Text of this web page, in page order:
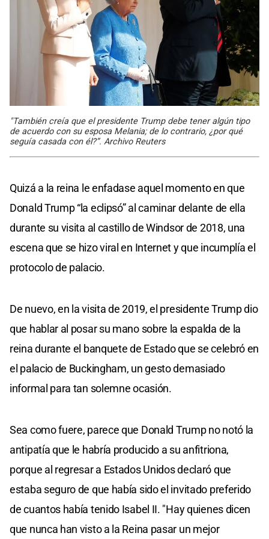
"También creía que el presidente Trump debe tener algún tipo
de acuerdo con su esposa Melania; de lo contrario, ¿por qué
seguía casada con él?”. Archivo Reuters
Quizá a la reina le enfadase aquel momento en que
Donald Trump “la eclipsó” al caminar delante de ella
durante su visita al castillo de Windsor de 2018, una
escena que se hizo viral en Internet y que incumplía el
protocolo de palacio.
De nuevo, en la visita de 2019, el presidente Trump dio
que hablar al posar su mano sobre la espalda de la
reina durante el banquete de Estado que se celebró en
el palacio de Buckingham, un gesto demasiado
informal para tan solemne ocasión.
Sea como fuere, parece que Donald Trump no notó la
antipatía que le habría producido a su anfitriona,
porque al regresar a Estados Unidos declaró que
estaba seguro de que había sido el invitado preferido
de cuantos había tenido Isabel II. "Hay quienes dicen
que nunca han visto a la Reina pasar un mejor